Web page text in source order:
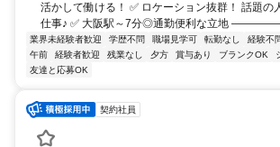
活かして働ける！ ✅ ロケーション抜群！ 話題の
仕事♪ ✅ 大阪駅～7分◎通勤便利な立地
業界未経験者歓迎 学歴不問 職場見学可 転勤なし 経験不
午前
経験者歓迎 残業なし 夕方 賞与あり ブランクOK
友達と応募OK
契約社員